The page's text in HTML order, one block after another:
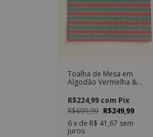
Toalha de Mesa em
Algodão Vermelha &
R$699,99 R$249,99
R$224,99 com Pix
6x de R$ 41,67 sem
juros